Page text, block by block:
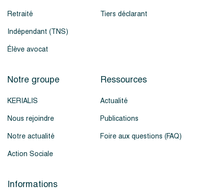
Retraité
Indépendant (TNS)
Élève avocat
Tiers déclarant
Notre groupe
KERIALIS
Nous rejoindre
Notre actualité
Action Sociale
Ressources
Actualité
Publications
Foire aux questions (FAQ)
Informations